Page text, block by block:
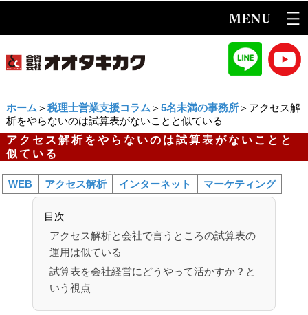
ホーム ＞ 税理士営業支援コラム ＞ 5名未満の事務所＞アクセス解
析をやらないのは試算表がないことと似ている
アクセス解析をやらないのは試算表がないことと
似ている
WEB アクセス解析 インターネット マーケティング
目次
アクセス解析と会社で言うところの試算表の
運用は似ている
試算表を会社経営にどうやって活かすか？と
いう視点